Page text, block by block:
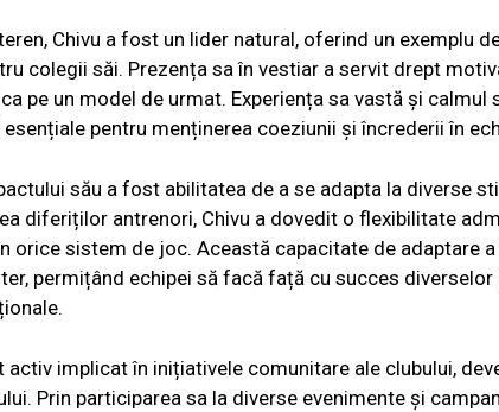
Chivu a fost un lider natural, oferind un exemplu
colegii săi. Prezența sa în vestiar a servit drept
pe un model de urmat. Experiența sa vastă și calmul
pentru menținerea coeziunii și încrederii în
său a fost abilitatea de a se adapta la diverse
diferiților antrenori, Chivu a dovedit o flexibilitate
orice sistem de joc. Această capacitate de adaptare
permițând echipei să facă față cu succes diverselor
activ implicat în inițiativele comunitare ale clubului,
Prin participarea sa la diverse evenimente și